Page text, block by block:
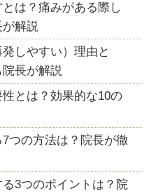
は？痛みがある際し
が解説
しやすい）理由と
長が解説
とは？効果的な10の
つの方法は？院長が徹
3つのポイントは？院